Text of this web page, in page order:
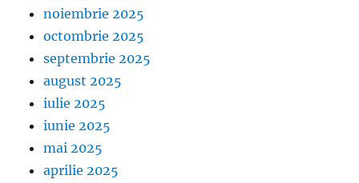
noiembrie 2025
octombrie 2025
septembrie 2025
august 2025
iulie 2025
iunie 2025
mai 2025
aprilie 2025